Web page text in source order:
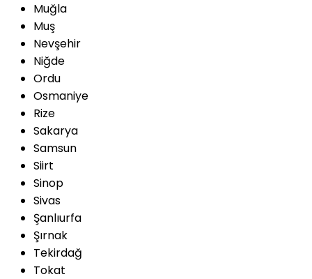
Muğla
Muş
Nevşehir
Niğde
Ordu
Osmaniye
Rize
Sakarya
Samsun
Siirt
Sinop
Sivas
Şanlıurfa
Şırnak
Tekirdağ
Tokat